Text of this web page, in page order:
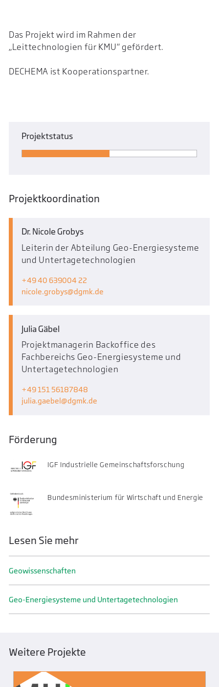
Das Projekt wird im Rahmen der
„Leittechnologien für KMU“ gefördert.
DECHEMA ist Kooperationspartner.
Projektstatus
Projektkoordination
Dr. Nicole Grobys
Leiterin der Abteilung Geo-Energiesysteme
und Untertagetechnologien
+49 40 639004 22
nicole.grobys
dgmk.de
Julia Gäbel
Projektmanagerin Backoffice des
Fachbereichs Geo-Energiesysteme und
Untertagetechnologien
+49 151 56187848
julia.gaebel
dgmk.de
Förderung
IGF Industrielle Gemeinschaftsforschung
Bundesministerium für Wirtschaft und Energie
Lesen Sie mehr
Geo­wissenschaften
Geo-Energiesysteme und Untertage­technologien
Weitere Projekte